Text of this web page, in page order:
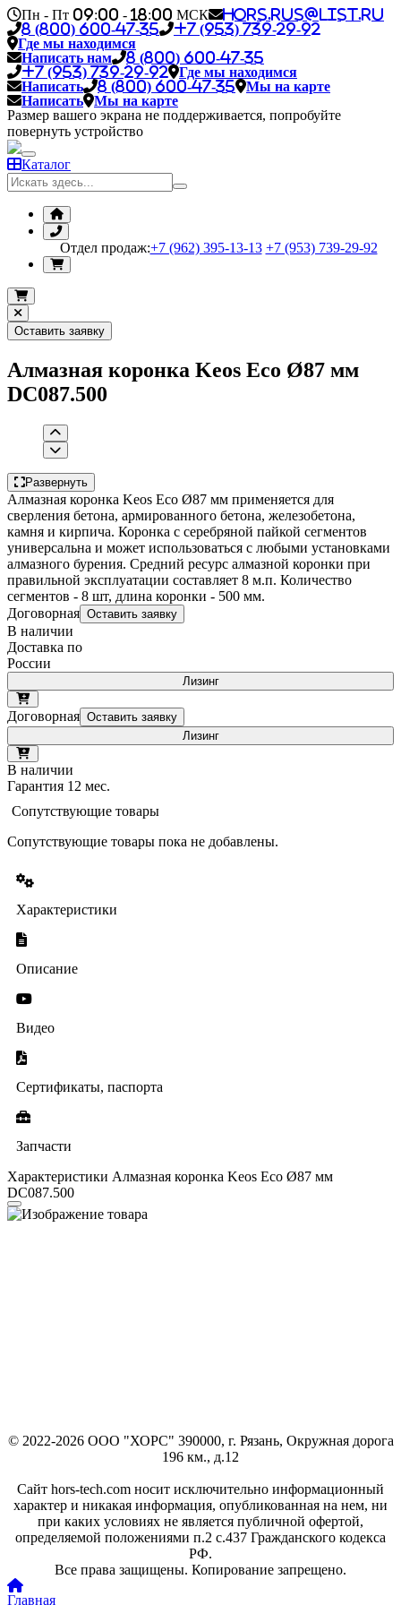
Пн - Пт 09:00 - 18:00 МСК
hors.rus@list.ru
8 (800) 600-47-35
+7 (953) 739-29-92
Где мы находимся
Написать нам
8 (800) 600-47-35
+7 (953) 739-29-92
Где мы находимся
Написать
8 (800) 600-47-35
Мы на карте
Написать
Мы на карте
Размер вашего экрана не поддерживается, попробуйте
повернуть устройство
Каталог
Отдел продаж:+7 (962) 395-13-13 +7 (953) 739-29-92
Оставить заявку
Алмазная коронка Keos Eco Ø87 мм
DC087.500
Развернуть
Алмазная коронка Keos Eco Ø87 мм применяется для
сверления бетона, армированного бетона, железобетона,
камня и кирпича. Коронка с серебряной пайкой сегментов
универсальна и может использоваться с любыми установками
алмазного бурения. Средний ресурс алмазной коронки при
правильной эксплуатации составляет 8 м.п. Количество
сегментов - 8 шт, длина коронки - 500 мм.
Договорная Оставить заявку
В наличии
Доставка по
России
Лизинг
Договорная Оставить заявку
Лизинг
В наличии
Гарантия 12 мес.
Сопутствующие товары
Сопутствующие товары пока не добавлены.
Характеристики
Описание
Видео
Сертификаты, паспорта
Запчасти
Характеристики Алмазная коронка Keos Eco Ø87 мм
DC087.500
© 2022-2026 ООО "ХОРС" 390000, г. Рязань, Окружная дорога
196 км., д.12
Сайт hors-tech.com носит исключительно информационный
характер и никакая информация, опубликованная на нем, ни
при каких условиях не является публичной офертой,
определяемой положениями п.2 с.437 Гражданского кодекса
РФ.
Все права защищены. Копирование запрещено.
Главная